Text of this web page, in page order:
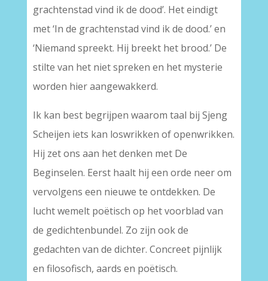
grachtenstad vind ik de dood’. Het eindigt
met ‘In de grachtenstad vind ik de dood.’ en
‘Niemand spreekt. Hij breekt het brood.’ De
stilte van het niet spreken en het mysterie
worden hier aangewakkerd.
Ik kan best begrijpen waarom taal bij Sjeng
Scheijen iets kan loswrikken of openwrikken.
Hij zet ons aan het denken met De
Beginselen. Eerst haalt hij een orde neer om
vervolgens een nieuwe te ontdekken. De
lucht wemelt poëtisch op het voorblad van
de gedichtenbundel. Zo zijn ook de
gedachten van de dichter. Concreet pijnlijk
en filosofisch, aards en poëtisch.